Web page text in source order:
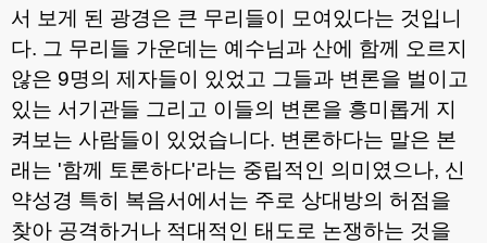
서 보게 된 광경은 큰 무리들이 모여있다는 것입니
다. 그 무리들 가운데는 예수님과 산에 함께 오르지
않은 9명의 제자들이 있었고 그들과 변론을 벌이고
있는 서기관들 그리고 이들의 변론을 흥미롭게 지
켜보는 사람들이 있었습니다. 변론하다는 말은 본
래는 '함께 토론하다'라는 중립적인 의미였으나, 신
약성경 특히 복음서에서는 주로 상대방의 허점을
찾아 공격하거나 적대적인 태도로 논쟁하는 것을